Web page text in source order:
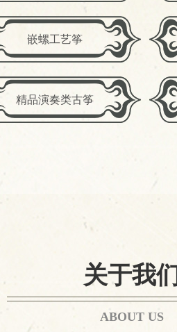
嵌螺工艺筝
精品演奏类古筝
关于我们
ABOUT US